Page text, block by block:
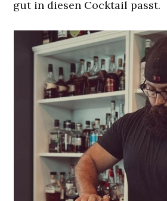
gut in diesen Cocktail passt.